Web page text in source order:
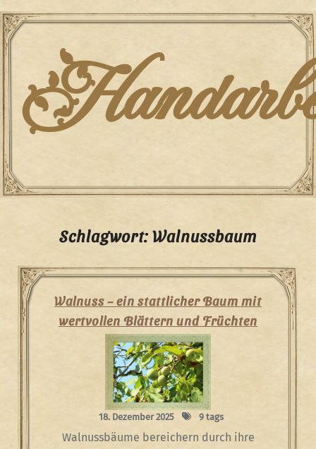
Skip
to
content
Schlagwort:Walnussbaum
Walnuss – ein stattlicher Baum mit
wertvollen Blättern und Früchten
18. Dezember 2025 9 tags
Walnussbäume bereichern durch ihre